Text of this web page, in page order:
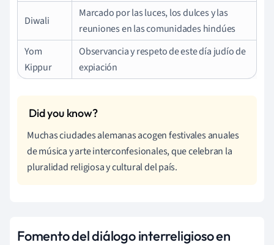
Diwali
Marcado por las luces, los dulces y las
reuniones en las comunidades hindúes
Yom
Kippur
Observancia y respeto de este día judío de
expiación
Muchas ciudades alemanas acogen festivales anuales
de música y arte interconfesionales, que celebran la
pluralidad religiosa y cultural del país.
Fomento del diálogo interreligioso en